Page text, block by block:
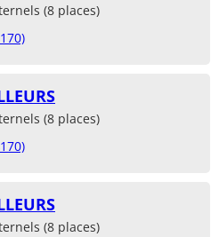
(8 places)
(8 places)
(8 places)